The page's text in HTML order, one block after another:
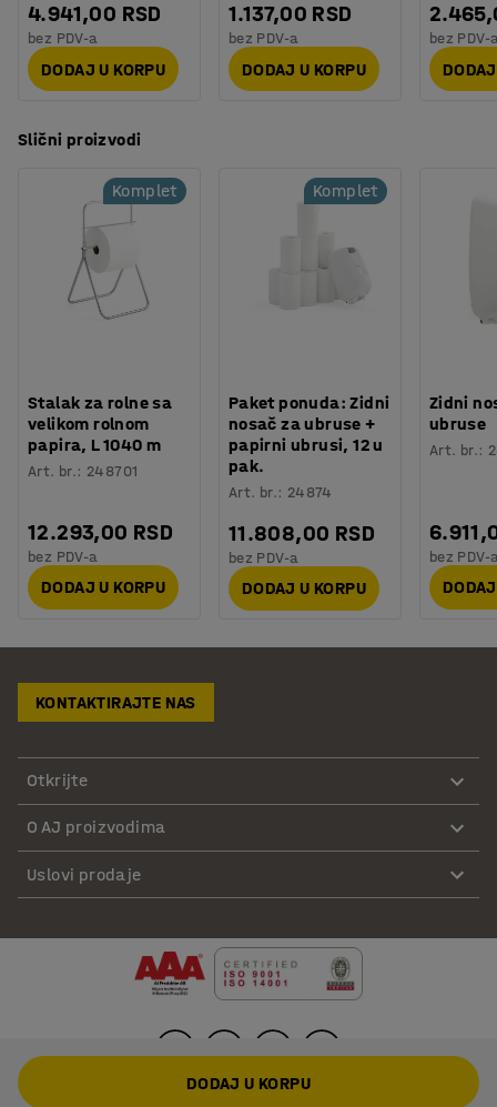
4.941,00 RSD
bez PDV-a
DODAJ U KORPU
1.137,00 RSD
bez PDV-a
DODAJ U KORPU
bez PDV-
Slični proizvodi
Komplet
Stalak za rolne sa
velikom rolnom
papira, L 1040 m
Art. br.: 248701
12.293,00 RSD
bez PDV-a
DODAJ U KORPU
Komplet
Paket ponuda: Zidni
nosač za ubruse +
papirni ubrusi, 12 u
pak.
Art. br.: 24874
11.808,00 RSD
bez PDV-a
DODAJ U KORPU
Zidni
ubruse
Art. br.:
bez PDV-
KONTAKTIRAJTE NAS
Otkrijte
O AJ proizvodima
Uslovi prodaje
DODAJ U KORPU